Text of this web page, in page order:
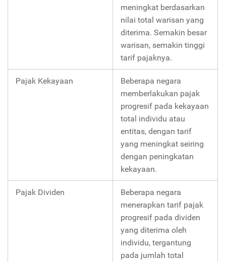
meningkat berdasarkan
nilai total warisan yang
diterima. Semakin besar
warisan, semakin tinggi
tarif pajaknya.
Pajak Kekayaan
Beberapa negara
memberlakukan pajak
progresif pada kekayaan
total individu atau
entitas, dengan tarif
yang meningkat seiring
dengan peningkatan
kekayaan.
Pajak Dividen
Beberapa negara
menerapkan tarif pajak
progresif pada dividen
yang diterima oleh
individu, tergantung
pada jumlah total